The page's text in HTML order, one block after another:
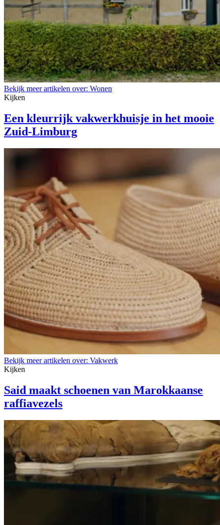
Bekijk meer artikelen over: Wonen
Kijken
Een kleurrijk vakwerkhuisje in het mooie
Zuid-Limburg
Bekijk meer artikelen over: Vakwerk
Kijken
Said maakt schoenen van Marokkaanse
raffiavezels